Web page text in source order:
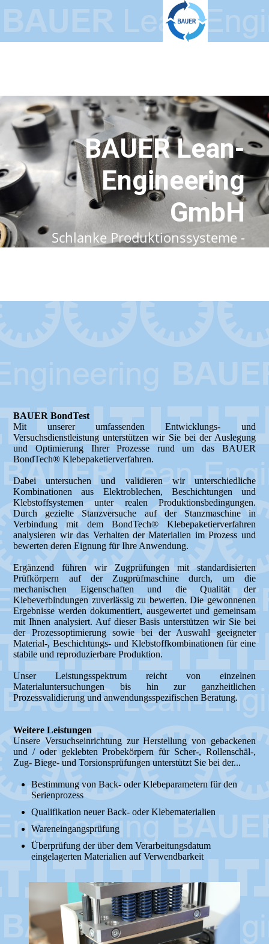
BAUER Lean-
Engineering
GmbH
Schlanke Produktionssysteme -
BAUER BondTest
Mit unserer umfassenden Entwicklungs- und
Versuchsdienstleistung unterstützen wir Sie bei der Auslegung
und Optimierung Ihrer Prozesse rund um das BAUER
BondTech® Klebepaketierverfahren.
Dabei untersuchen und validieren wir unterschiedliche
Kombinationen aus Elektroblechen, Beschichtungen und
Klebstoffsystemen unter realen Produktionsbedingungen.
Durch gezielte Stanzversuche auf der Stanzmaschine in
Verbindung mit dem BondTech® Klebepaketierverfahren
analysieren wir das Verhalten der Materialien im Prozess und
bewerten deren Eignung für Ihre Anwendung.
Ergänzend führen wir Zugprüfungen mit standardisierten
Prüfkörpern auf der Zugprüfmaschine durch, um die
mechanischen Eigenschaften und die Qualität der
Klebeverbindungen zuverlässig zu bewerten. Die gewonnenen
Ergebnisse werden dokumentiert, ausgewertet und gemeinsam
mit Ihnen analysiert. Auf dieser Basis unterstützen wir Sie bei
der Prozessoptimierung sowie bei der Auswahl geeigneter
Material-, Beschichtungs- und Klebstoffkombinationen für eine
stabile und reproduzierbare Produktion.
Unser Leistungsspektrum reicht von einzelnen
Materialuntersuchungen bis hin zur ganzheitlichen
Prozessvalidierung und anwendungsspezifischen Beratung.
Weitere Leistungen
Unsere Versuchseinrichtung zur Herstellung von gebackenen
und / oder geklebten Probekörpern für Scher-, Rollenschäl-,
Zug- Biege- und Torsionsprüfungen unterstützt Sie bei der...
Bestimmung von Back- oder Klebeparametern für den
Serienprozess
Qualifikation neuer Back- oder Klebematerialien
Wareneingangsprüfung
Überprüfung der über dem Verarbeitungsdatum
eingelagerten Materialien auf Verwendbarkeit